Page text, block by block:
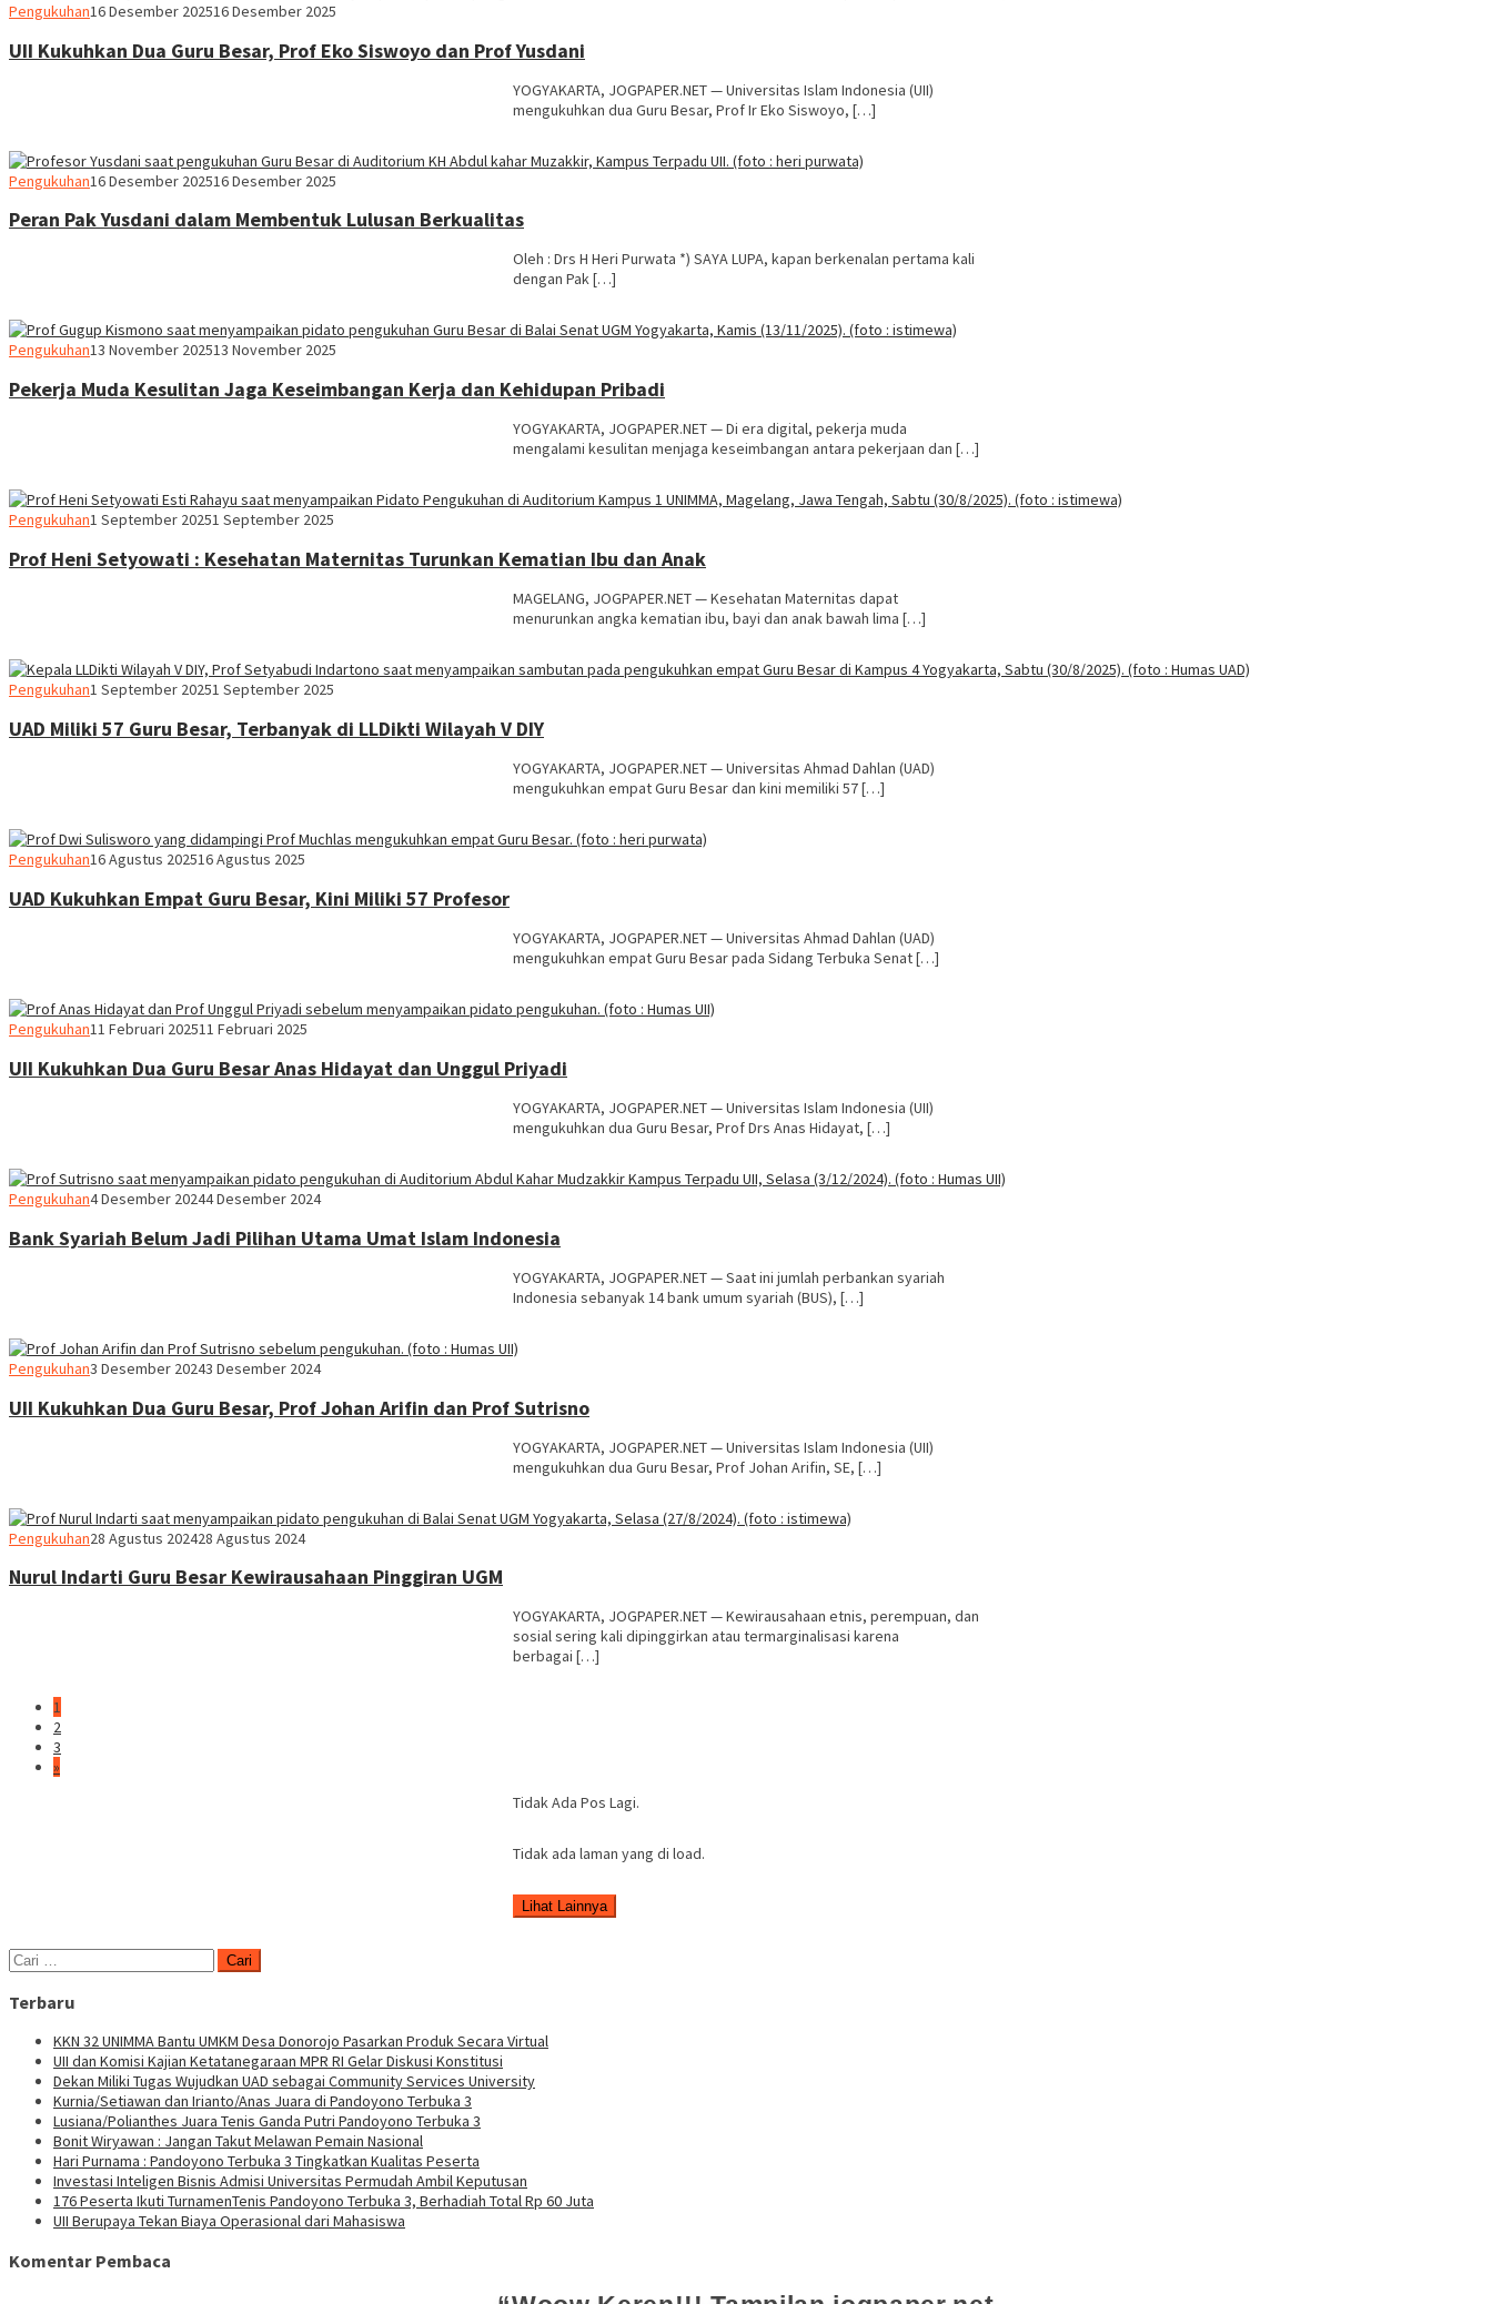
PengukuhanHeri
16 Desember 202516 Desember 2025
UII Kukuhkan Dua Guru Besar, Prof Eko Siswoyo dan Prof Yusdani
YOGYAKARTA, JOGPAPER.NET — Universitas Islam Indonesia (UII)
mengukuhkan dua Guru Besar, Prof Ir Eko Siswoyo, […]
PengukuhanHeri
16 Desember 202516 Desember 2025
Peran Pak Yusdani dalam Membentuk Lulusan Berkualitas
Oleh : Drs H Heri Purwata *) SAYA LUPA, kapan berkenalan pertama kali
dengan Pak […]
PengukuhanHeri
13 November 202513 November 2025
Pekerja Muda Kesulitan Jaga Keseimbangan Kerja dan Kehidupan Pribadi
YOGYAKARTA, JOGPAPER.NET — Di era digital, pekerja muda
mengalami kesulitan menjaga keseimbangan antara pekerjaan dan […]
PengukuhanHeri
1 September 20251 September 2025
Prof Heni Setyowati : Kesehatan Maternitas Turunkan Kematian Ibu dan Anak
MAGELANG, JOGPAPER.NET — Kesehatan Maternitas dapat
menurunkan angka kematian ibu, bayi dan anak bawah lima […]
PengukuhanHeri
1 September 20251 September 2025
UAD Miliki 57 Guru Besar, Terbanyak di LLDikti Wilayah V DIY
YOGYAKARTA, JOGPAPER.NET — Universitas Ahmad Dahlan (UAD)
mengukuhkan empat Guru Besar dan kini memiliki 57 […]
PengukuhanHeri
16 Agustus 202516 Agustus 2025
UAD Kukuhkan Empat Guru Besar, Kini Miliki 57 Profesor
YOGYAKARTA, JOGPAPER.NET — Universitas Ahmad Dahlan (UAD)
mengukuhkan empat Guru Besar pada Sidang Terbuka Senat […]
PengukuhanHeri
11 Februari 202511 Februari 2025
UII Kukuhkan Dua Guru Besar Anas Hidayat dan Unggul Priyadi
YOGYAKARTA, JOGPAPER.NET — Universitas Islam Indonesia (UII)
mengukuhkan dua Guru Besar, Prof Drs Anas Hidayat, […]
PengukuhanHeri
4 Desember 20244 Desember 2024
Bank Syariah Belum Jadi Pilihan Utama Umat Islam Indonesia
YOGYAKARTA, JOGPAPER.NET — Saat ini jumlah perbankan syariah
Indonesia sebanyak 14 bank umum syariah (BUS), […]
PengukuhanHeri
3 Desember 20243 Desember 2024
UII Kukuhkan Dua Guru Besar, Prof Johan Arifin dan Prof Sutrisno
YOGYAKARTA, JOGPAPER.NET — Universitas Islam Indonesia (UII)
mengukuhkan dua Guru Besar, Prof Johan Arifin, SE, […]
PengukuhanHeri
28 Agustus 202428 Agustus 2024
Nurul Indarti Guru Besar Kewirausahaan Pinggiran UGM
YOGYAKARTA, JOGPAPER.NET — Kewirausahaan etnis, perempuan, dan
sosial sering kali dipinggirkan atau termarginalisasi karena
berbagai […]
1
2
3
»
Tidak Ada Pos Lagi.
Tidak ada laman yang di load.
Lihat Lainnya
Cari
untuk:
Terbaru
KKN 32 UNIMMA Bantu UMKM Desa Donorojo Pasarkan Produk Secara Virtual
UII dan Komisi Kajian Ketatanegaraan MPR RI Gelar Diskusi Konstitusi
Dekan Miliki Tugas Wujudkan UAD sebagai Community Services University
Kurnia/Setiawan dan Irianto/Anas Juara di Pandoyono Terbuka 3
Lusiana/Polianthes Juara Tenis Ganda Putri Pandoyono Terbuka 3
Bonit Wiryawan : Jangan Takut Melawan Pemain Nasional
Hari Purnama : Pandoyono Terbuka 3 Tingkatkan Kualitas Peserta
Investasi Inteligen Bisnis Admisi Universitas Permudah Ambil Keputusan
176 Peserta Ikuti TurnamenTenis Pandoyono Terbuka 3, Berhadiah Total Rp 60 Juta
UII Berupaya Tekan Biaya Operasional dari Mahasiswa
Komentar Pembaca